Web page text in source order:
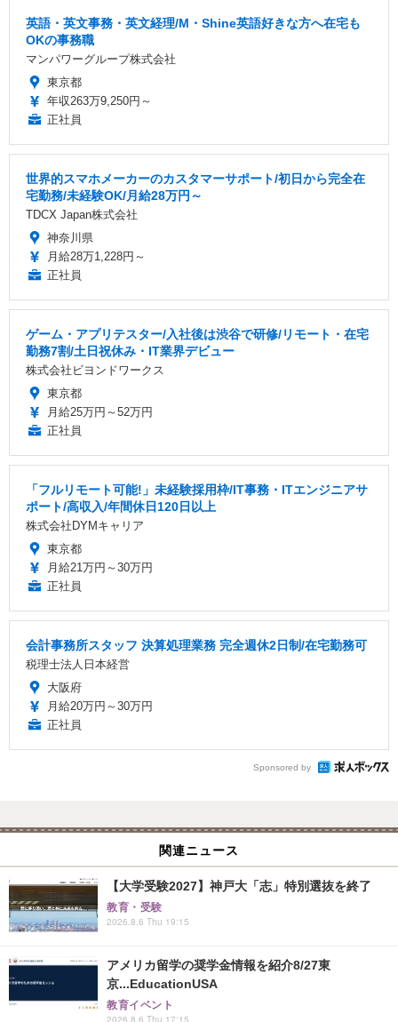
英語・英文事務・英文経理/M・Shine英語好きな方へ在宅も
OKの事務職
マンパワーグループ株式会社
東京都
年収263万9,250円～
正社員
世界的スマホメーカーのカスタマーサポート/初日から完全在
宅勤務/未経験OK/月給28万円～
TDCX Japan株式会社
神奈川県
月給28万1,228円～
正社員
ゲーム・アプリテスター/入社後は渋谷で研修/リモート・在宅
勤務7割/土日祝休み・IT業界デビュー
株式会社ビヨンドワークス
東京都
月給25万円～52万円
正社員
「フルリモート可能!」未経験採用枠/IT事務・ITエンジニアサ
ポート/高収入/年間休日120日以上
株式会社DYMキャリア
東京都
月給21万円～30万円
正社員
会計事務所スタッフ 決算処理業務 完全週休2日制/在宅勤務可
税理士法人日本経営
大阪府
月給20万円～30万円
正社員
Sponsored by
関連ニュース
【大学受験2027】神戸大「志」特別選抜を終了
教育・受験
2026.8.6 Thu 19:15
アメリカ留学の奨学金情報を紹介8/27東
京...EducationUSA
教育イベント
2026.8.6 Thu 17:15